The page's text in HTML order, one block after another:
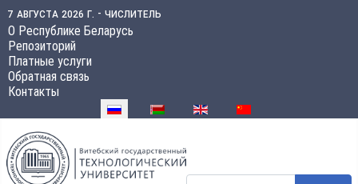
7 августа 2026 г. - числитель
О Республике Беларусь
Репозиторий
Платные услуги
Обратная связь
Контакты
Выберите язык